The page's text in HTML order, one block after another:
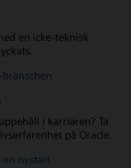
en icke-teknisk
i karriären? Ta
på Oracle.
nystart